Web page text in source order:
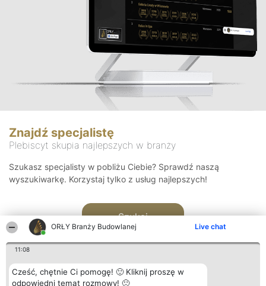
ORŁY Branży Budowlanej Live chat
11:08
Cześć, chętnie Ci pomogę! 🙂 Kliknij proszę w
odpowiedni temat rozmowy! 🙂
Znajdź specjalistę
Plebiscyt skupia najlepszych w branży
Szukasz specjalisty w pobliżu Ciebie? Sprawdź naszą
wyszukiwarkę. Korzystaj tylko z usług najlepszych!
Szukaj